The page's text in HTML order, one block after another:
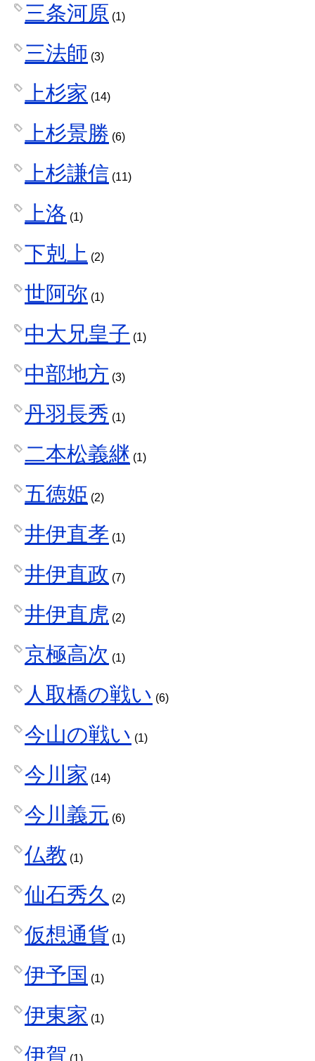
三条河原 (1)
三法師 (3)
上杉家 (14)
上杉景勝 (6)
上杉謙信 (11)
上洛 (1)
下剋上 (2)
世阿弥 (1)
中大兄皇子 (1)
中部地方 (3)
丹羽長秀 (1)
二本松義継 (1)
五徳姫 (2)
井伊直孝 (1)
井伊直政 (7)
井伊直虎 (2)
京極高次 (1)
人取橋の戦い (6)
今山の戦い (1)
今川家 (14)
今川義元 (6)
仏教 (1)
仙石秀久 (2)
仮想通貨 (1)
伊予国 (1)
伊東家 (1)
伊賀